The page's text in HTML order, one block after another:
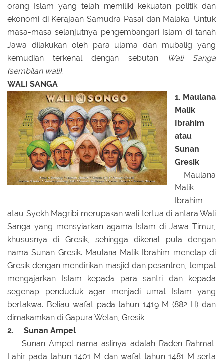
orang Islam yang telah memiliki kekuatan politik dan
ekonomi di Kerajaan Samudra Pasai dan Malaka. Untuk
masa-masa selanjutnya pengembangari Islam di tanah
Jawa dilakukan oleh para ulama dan mubalig yang
kemudian terkenal dengan sebutan
Wali Sanga
(sembilan wali).
WALI SANGA
1. Maulana
Malik
Ibrahim
atau
Sunan
Gresik
Maulana
Malik
Ibrahim
atau Syekh Magribi merupakan wali tertua di antara Wali
Sanga yang mensyiarkan agama Islam di Jawa Timur,
khususnya di Gresik, sehingga dikenal pula dengan
nama Sunan Gresik. Maulana Malik Ibrahim menetap di
Gresik dengan mendirikan masjid dan pesantren, tempat
mengajarkan Islam kepada para santri dan kepada
segenap penduduk agar menjadi umat Islam yang
bertakwa. Beliau wafat pada tahun 1419 M (882 H) dan
dimakamkan di Gapura Wetan, Gresik.
2. Sunan Ampel
Sunan Ampel nama aslinya adalah Raden Rahmat.
Lahir pada tahun 1401 M dan wafat tahun 1481 M serta